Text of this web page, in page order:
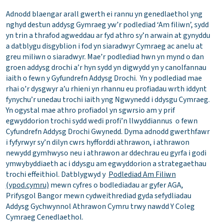
Adnodd blaengar arall gwerth ei rannu yn genedlaethol yng
nghyd destun addysg Gymraeg yw’r podlediad ‘Am filiwn’, sydd
yn trin a thrafod agweddau ar fyd athro sy’n arwain at gynyddu
a datblygu disgyblion i fod yn siaradwyr Cymraeg ac anelu at
greu miliwn o siaradwyr. Mae’r podlediad hwn yn mynd o dan
groen addysg drochi a’r hyn sydd yn digwydd yn y canolfannau
iaith o fewn y Gyfundrefn Addysg Drochi. Yn y podlediad mae
rhai o’r dysgwyr a’u rhieni yn rhannu eu profiadau wrth iddynt
fynychu’r unedau trochi iaith yng Ngwynedd i ddysgu Cymraeg.
Yn ogystal mae athro profiadol yn sgwrsio am y prif
egwyddorion trochi sydd wedi profi’n llwyddiannus o fewn
Cyfundrefn Addysg Drochi Gwynedd. Dyma adnodd gwerthfawr
i fyfyrwyr sy’n dilyn cwrs hyfforddi athrawon, i athrawon
newydd gymhwyso neu i athrawon ar ddechrau eu gyrfa i godi
ymwybyddiaeth ac i ddysgu am egwyddorion a strategaethau
trochi effeithiol. Datblygwyd y Podlediad Am Filiwn
(ypod.cymru) mewn cyfres o bodlediadau ar gyfer AGA,
Prifysgol Bangor mewn cydweithrediad gyda sefydliadau
Addysg Gychwynnol Athrawon Cymru trwy nawdd Y Coleg
Cymraeg Cenedlaethol.